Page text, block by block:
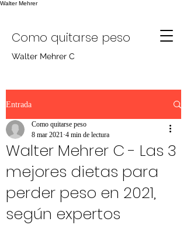
Walter Mehrer
Como quitarse peso
Walter Mehrer C
Entrada
Walter Mehrer C - Las 3
mejores dietas para
perder peso en 2021,
según expertos
Como quitarse peso
8 mar 2021 4 min de lectura